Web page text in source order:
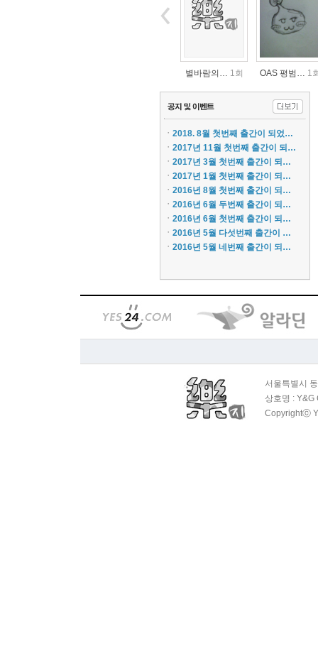
별바람의… 1회 OAS 평범… 1
동료 없… 1회 동료 없…
OAS 평범… 1회
ㆍ 2018. 8월 첫번째 출간이 되었…
ㆍ 2017년 11월 첫번째 출간이 되…
ㆍ 2017년 3월 첫번째 출간이 되…
ㆍ 2017년 1월 첫번째 출간이 되…
ㆍ 2016년 8월 첫번째 출간이 되…
ㆍ 2016년 6월 두번째 출간이 되…
ㆍ 2016년 6월 첫번째 출간이 되…
ㆍ 2016년 5월 다섯번째 출간이 …
ㆍ 2016년 5월 네번째 출간이 되…
서울특별시
상호명 :
Copyrightⓒ